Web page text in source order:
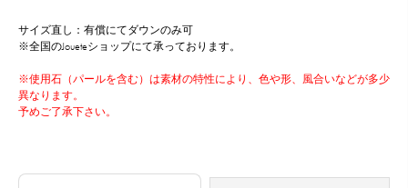
サイズ直し：有償にてダウンのみ可
※全国のJoueteショップにて承っております。
※使用石（パールを含む）は素材の特性により、色や形、風合いなどが多少
異なります。
予めご了承下さい。